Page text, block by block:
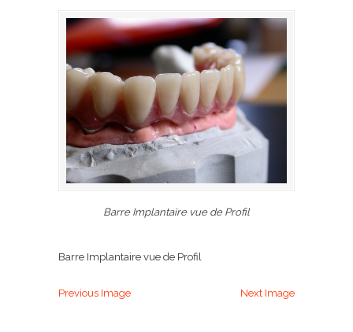
Barre Implantaire vue de Profil
Barre Implantaire vue de Profil
Previous Image Next Image